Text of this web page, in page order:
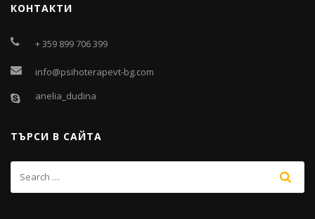
КОНТАКТИ
+ 359 899 706 399
info@psihoterapevt-bg.com
anelia_dudina
ТЪРСИ В САЙТА